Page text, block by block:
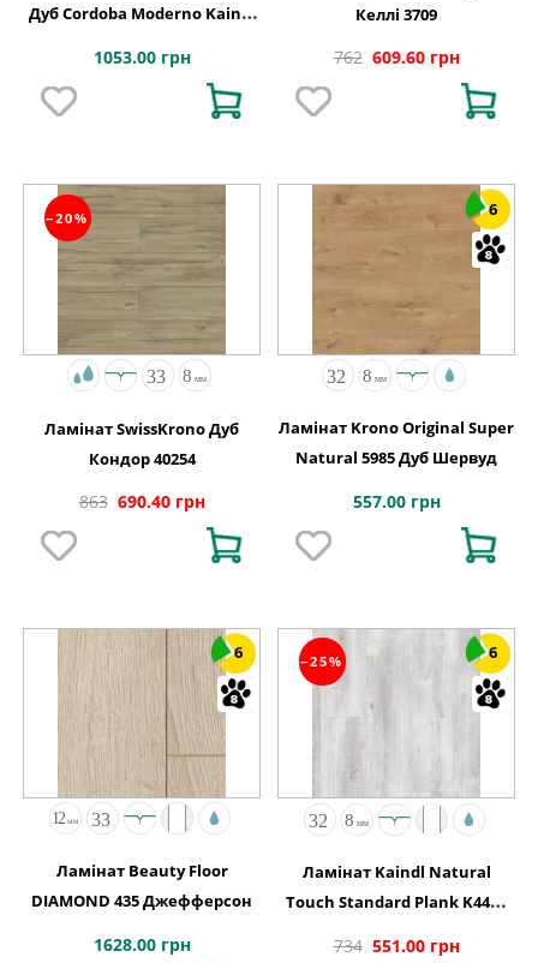
Дуб Cordoba Moderno Kaindl
1053.00 грн
Келлі 3709
762 609.60 грн
−20%
Ламінат SwissKrono Дуб
Кондор 40254
863 690.40 грн
6
Ламінат Krono Original Super
Natural 5985 Дуб Шервуд
557.00 грн
6
Ламінат Beauty Floor
DIAMOND 435 Джефферсон
1628.00 грн
−25% 6
Ламінат Kaindl Natural
Touch Standard Plank K4422
734 551.00 грн